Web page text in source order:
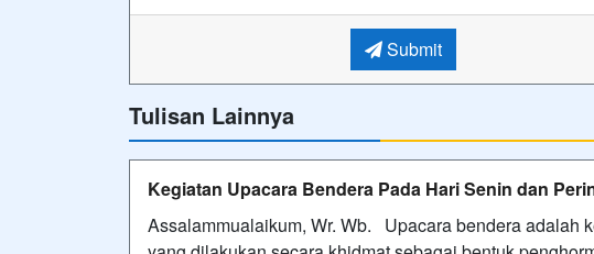
Submit
Tulisan Lainnya
Kegiatan Upacara Bendera Pada Hari Senin dan
Assalammualaikum, Wr. Wb. Upacara bendera adalah